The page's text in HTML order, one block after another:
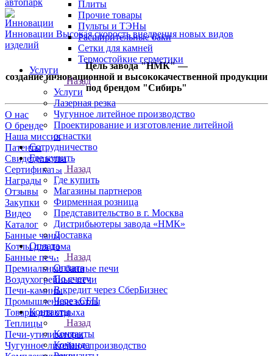
Плиты
Прочие товары
Пульты и ТЭНы
Расширительные баки
Сетки для камней
Термостойкие герметики
Услуги
Назад
Услуги
Лазерная резка
Чугунное литейное производство
Проектирование и изготовление литейной
оснастки
Сотрудничество
Где купить
Назад
Где купить
Магазины партнеров
Фирменная розница
Представительство в г. Москва
Дистрибьютеры завода «НМК»
Доставка
Оплата
Назад
Оплата
По счету
В кредит через СберБизнес
Через СБП
Контакты
Назад
Контакты
Команда
Инновации Высокая скорость внедрения новых видов
изделий
Цель завода "НМК" —
создание инновационной и высококачественной продукции
под брендом "Сибирь"
О нас
О бренде
Наша миссия
Патенты
Свидетельства
Сертификаты
Награды
Отзывы
Закупки
Видео
Каталог
Банные чаны
Котлы для дома
Банные печи
Премиальные банные печи
Воздухогрейные печи
Печи-камины
Промышленные котлы
Товары для отдыха
Теплицы
Печи-утилизаторы
Чугунное литейное производство